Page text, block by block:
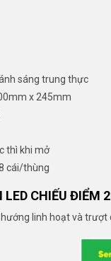
sáng trung thực
x 245mm
thì khi mở
cái/thùng
CHIẾU ĐIỂM
linh hoạt và trượt